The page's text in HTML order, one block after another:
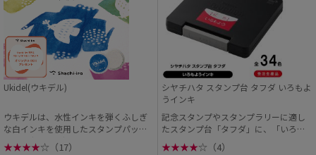
Ukidel(ウキデル)
ウキデルは、水性インキを弾くふしぎ
な白インキを使用したスタンプパッ
ド。 お好きなゴム印...
★★★★☆ （17）
シヤチハタ スタンプ台 タフダ いろもよ
うインキ
記念スタンプやスタンプラリーに適し
たスタンプ台「タフダ」に、「いろも
よう」シリーズのイン...
★★★★☆ （4）